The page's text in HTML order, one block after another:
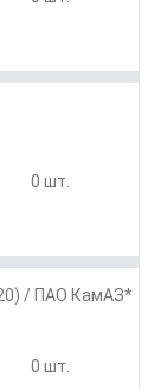
0 шт.
/ ПАО КамАЗ*
0 шт.